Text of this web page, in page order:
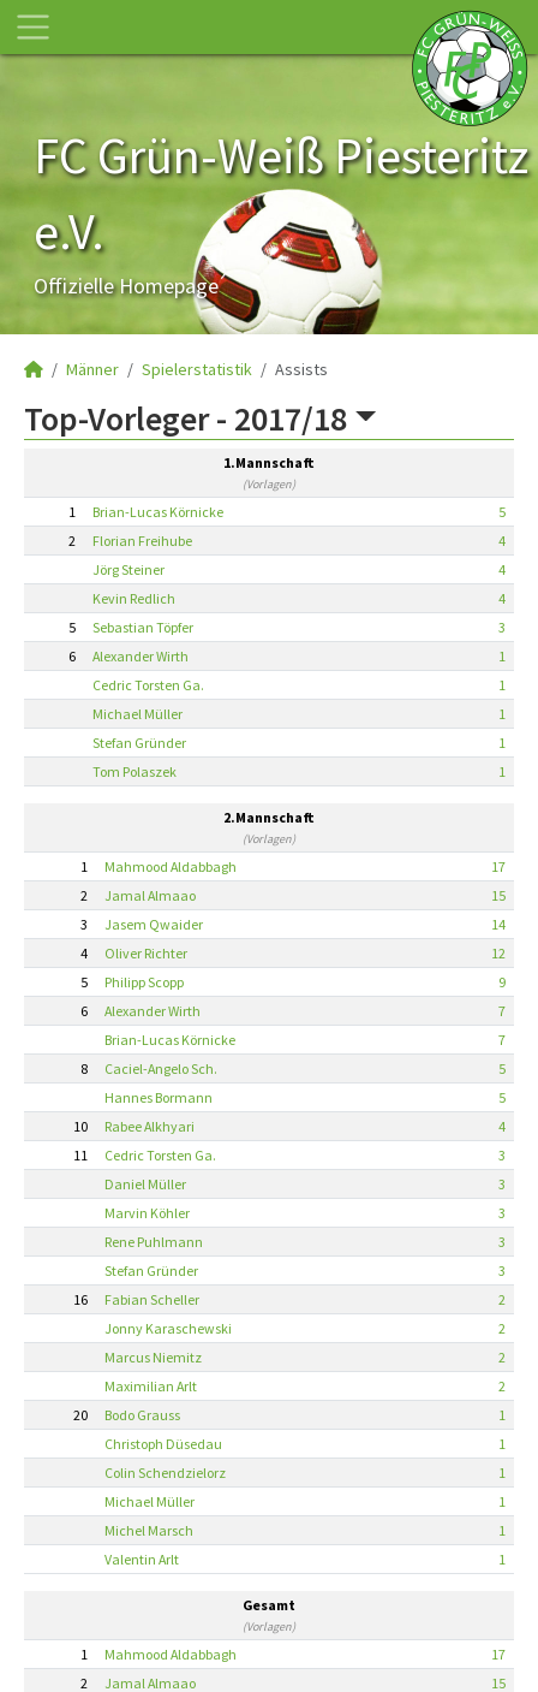
FC Grün-Weiß Piesteritz
e.V.
Offizielle Homepage
Männer Spielerstatistik Assists
Top-Vorleger - 2017/18
1.Mannschaft
(Vorlagen)
1 Brian-Lucas Körnicke
5
2
Florian Freihube
4
Jörg Steiner
4
Kevin Redlich
4
5
Sebastian Töpfer
3
6
Alexander Wirth
1
Cedric Torsten Ga.
1
Michael Müller
1
Stefan Gründer
1
Tom Polaszek
1
2.Mannschaft
(Vorlagen)
1 Mahmood Aldabbagh
17
2
Jamal Almaao
15
3
Jasem Qwaider
14
4
Oliver Richter
12
5
Philipp Scopp
9
6
Alexander Wirth
7
Brian-Lucas Körnicke
7
8
Caciel-Angelo Sch.
5
Hannes Bormann
5
10
Rabee Alkhyari
4
11
Cedric Torsten Ga.
3
Daniel Müller
3
Marvin Köhler
3
Rene Puhlmann
3
Stefan Gründer
3
16
Fabian Scheller
2
Jonny Karaschewski
2
Marcus Niemitz
2
Maximilian Arlt
2
20
Bodo Grauss
1
Christoph Düsedau
1
Colin Schendzielorz
1
Michael Müller
1
Michel Marsch
1
Valentin Arlt
1
Gesamt
(Vorlagen)
1 Mahmood Aldabbagh
17
2
Jamal Almaao
15